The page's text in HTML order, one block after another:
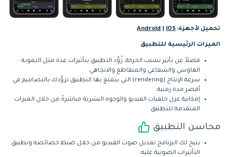
تحميل لأجهزة: Android iOS
الميزات الرئيسية للتطبيق
فضلاً عن تأثير تشتت الحركة، زُوِّد التطبيق بتأثيرات عدة مثل التمويه
الغاوسي والشعاعي والمتقاطع والاتجاهي.
سرعة الإنتاج (rendering) التي يتمتع بها التطبيق تزوِّدك بالتصاميم في
أقصر مدة زمنية.
إمكانية عزل خلفيات الفيديو والوجوه البشرية مباشرةً من خلال الميزات
المتقدمة للتطبيق.
محاسن التطبيق
يتيح لك البرنامج تعديل صوت الفيديو من خلال ضبط خصائصه وتطبيق
التأثيرات الصوتية عليه.